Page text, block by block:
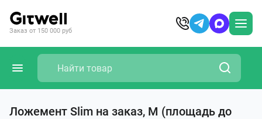
Заказ от 150 000 руб
Ложемент Slim на заказ, M (площадь до